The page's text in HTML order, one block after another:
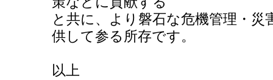
と共に、より磐石な危機管理・
供して参る所存です。
以上